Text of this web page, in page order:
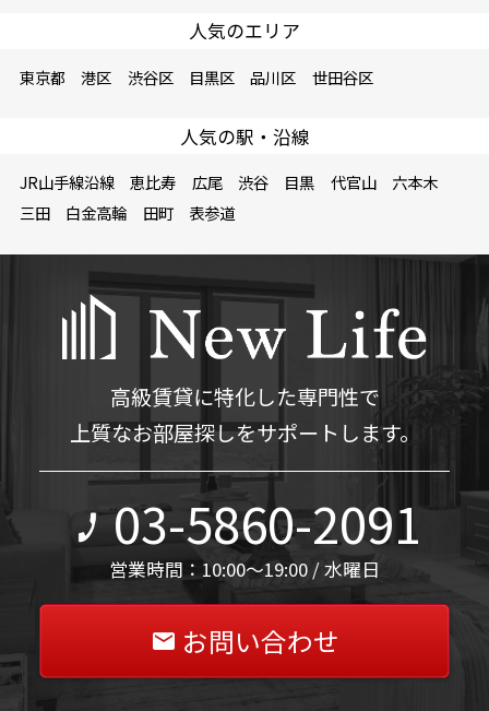
人気のエリア
東京都 港区 渋谷区 目黒区 品川区 世田谷区
人気の駅・沿線
JR山手線沿線 恵比寿 広尾 渋谷 目黒 代官山
六本木
三田
白金高輪 田町 表参道
高級賃貸に特化した専門性で
上質なお部屋探しをサポートします。
03-5860-2091
営業時間：10:00～19:00 / 水曜日
お問い合わせ